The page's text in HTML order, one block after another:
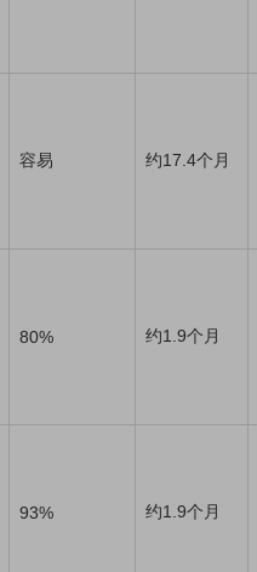
容易 约17.4个月
80% 约1.9个月
93% 约1.9个月